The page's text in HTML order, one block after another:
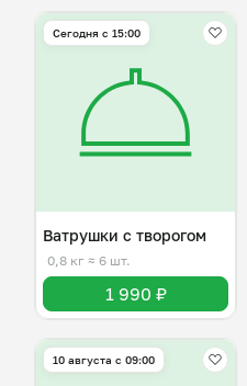
Сегодня с 15:00
Ватрушки с творогом
0,8 кг ≈ 6 шт.
1 990 ₽
10 августа с 09:00